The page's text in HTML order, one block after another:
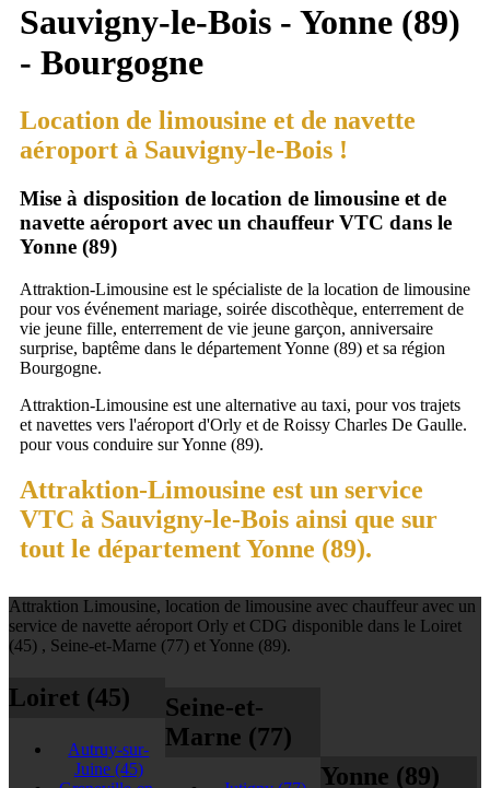
Sauvigny-le-Bois - Yonne (89)
- Bourgogne
Location de limousine et de navette
aéroport à Sauvigny-le-Bois !
Mise à disposition de location de limousine et de
navette aéroport avec un chauffeur VTC dans le
Yonne (89)
Attraktion-Limousine est le spécialiste de la location de limousine
pour vos événement mariage, soirée discothèque, enterrement de
vie jeune fille, enterrement de vie jeune garçon, anniversaire
surprise, baptême dans le département Yonne (89) et sa région
Bourgogne.
Attraktion-Limousine est une alternative au taxi, pour vos trajets
et navettes vers l'aéroport d'Orly et de Roissy Charles De Gaulle.
pour vous conduire sur Yonne (89).
Attraktion-Limousine est un service
VTC à Sauvigny-le-Bois ainsi que sur
tout le département Yonne (89).
Attraktion Limousine, location de limousine avec chauffeur avec un
service de navette aéroport Orly et CDG disponible dans le Loiret
(45) , Seine-et-Marne (77) et Yonne (89).
Loiret (45)
Autruy-sur-
Juine (45)
Seine-et-
Marne (77)
Yonne (89)